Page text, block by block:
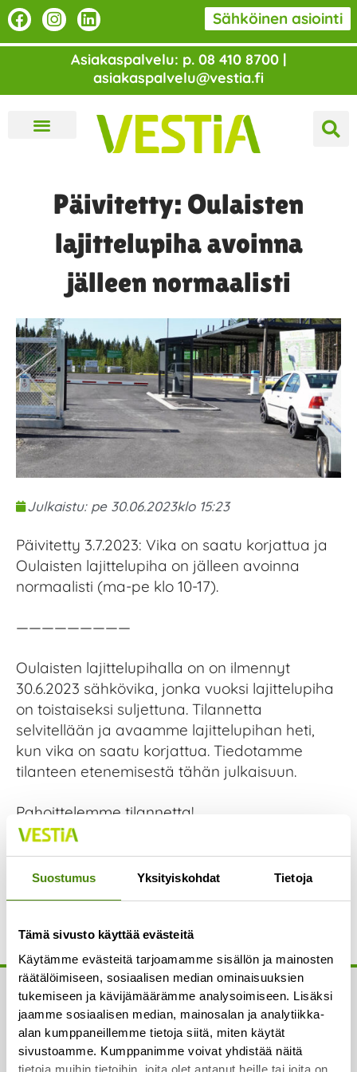
Suostumus Yksityiskohdat Tietoja
Tämä sivusto käyttää evästeitä
Käytämme evästeitä tarjoamamme sisällön ja mainosten
räätälöimiseen, sosiaalisen median ominaisuuksien
tukemiseen ja kävijämäärämme analysoimiseen. Lisäksi
jaamme sosiaalisen median, mainosalan ja analytiikka-
alan kumppaneillemme tietoja siitä, miten käytät
sivustoamme. Kumppanimme voivat yhdistää näitä
tietoja muihin tietoihin, joita olet antanut heille tai joita on
Siirry
sisältöön
F
a
c
o
I
n
s
g
L
i
n
k
e
d
Sähköinen asiointi
Asiakaspalvelu: p. 08 410 8700 |
asiakaspalvelu@vestia.fi
Päivitetty: Oulaisten
lajittelupiha avoinna
jälleen normaalisti
Julkaistu: pe 30.06.2023klo 15:23
Päivitetty 3.7.2023: Vika on saatu korjattua ja
Oulaisten lajittelupiha on jälleen avoinna
normaalisti (ma-pe klo 10-17).
—————————
Oulaisten lajittelupihalla on on ilmennyt
30.6.2023 sähkövika, jonka vuoksi lajittelupiha
on toistaiseksi suljettuna. Tilannetta
selvitellään ja avaamme lajittelupihan heti,
kun vika on saatu korjattua. Tiedotamme
tilanteen etenemisestä tähän julkaisuun.
Pahoittelemme tilannetta!
Prev
Edellinen Seuraava
Yhteystiedot
Asiakaspalvelu:
Puh.(08) 410 8700